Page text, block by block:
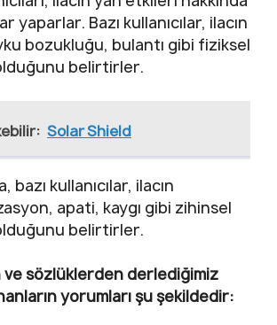
yaparlar. Bazı kullanıcılar, ilacın
bozukluğu, bulantı gibi fiziksel
belirtirler.
Solar Shield
bazı kullanıcılar, ilacın
apati, kaygı gibi zihinsel
belirtirler.
ve sözlüklerden derlediğimiz
yorumları şu şekildedir: